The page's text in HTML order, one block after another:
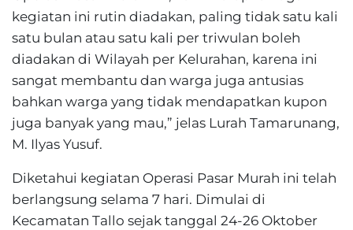
kegiatan ini rutin diadakan, paling tidak satu kali
satu bulan atau satu kali per triwulan boleh
diadakan di Wilayah per Kelurahan, karena ini
sangat membantu dan warga juga antusias
bahkan warga yang tidak mendapatkan kupon
juga banyak yang mau,” jelas Lurah Tamarunang,
M. Ilyas Yusuf.
Diketahui kegiatan Operasi Pasar Murah ini telah
berlangsung selama 7 hari. Dimulai di
Kecamatan Tallo sejak tanggal 24-26 Oktober